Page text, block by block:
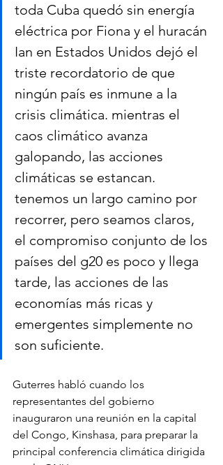
toda Cuba quedó sin energía
eléctrica por Fiona y el huracán
Ian en Estados Unidos dejó el
triste recordatorio de que
ningún país es inmune a la
crisis climática. mientras el
caos climático avanza
galopando, las acciones
climáticas se estancan.
tenemos un largo camino por
recorrer, pero seamos claros,
el compromiso conjunto de los
países del g20 es poco y llega
tarde, las acciones de las
economías más ricas y
emergentes simplemente no
son suficiente.
Guterres habló cuando los
representantes del gobierno
inauguraron una reunión en la capital
del Congo, Kinshasa, para preparar la
principal conferencia climática dirigida